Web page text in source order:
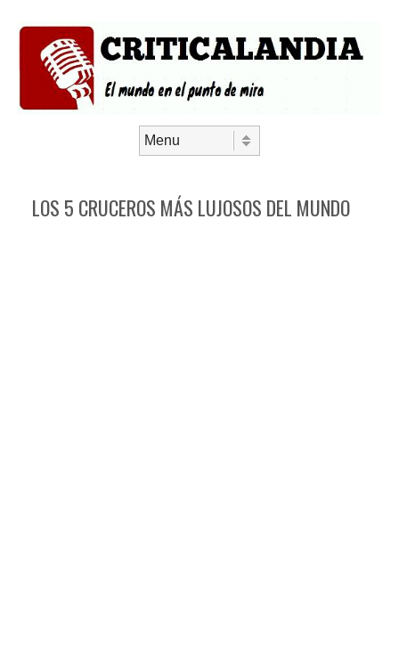
LOS 5 CRUCEROS MÁS LUJOSOS DEL MUNDO